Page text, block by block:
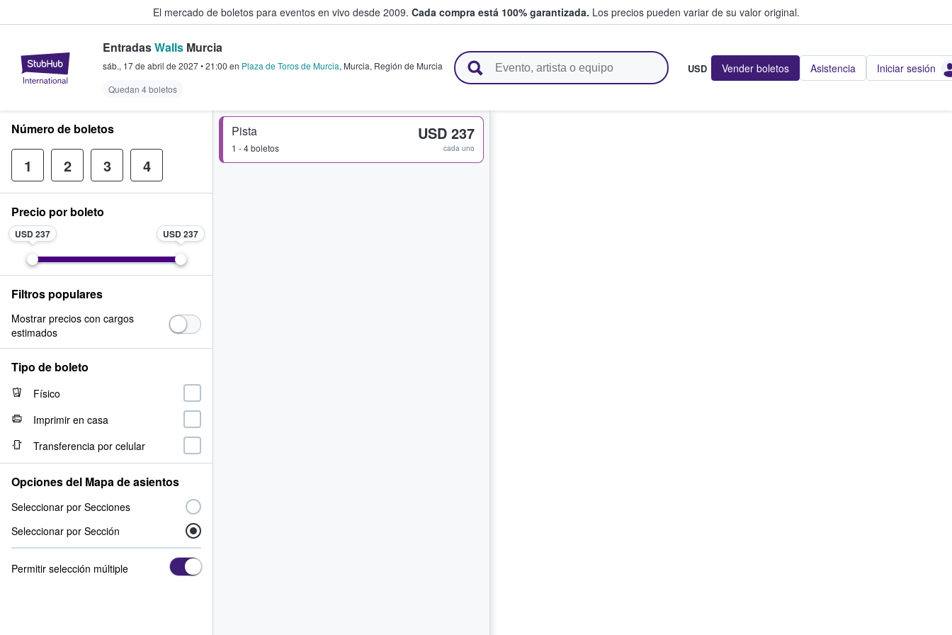
El mercado de boletos para eventos en vivo desde 2009. Cada compra está 100% garantizada. Los precios pueden variar de su valor original.
StubHub: donde los fans compran y venden boletos
EntradasWalls Murcia
sáb., 17 de abril de 2027•21:00 en Plaza de Toros de Murcia, Murcia, Región de Murcia
Quedan 4 boletos
USD Vender boletos Asistencia Iniciar sesión
Pista
1 - 4 boletos
USD 237
cada uno
Número de boletos
1 2 3 4
Precio por boleto
USD 237 USD 237
Filtros populares
Mostrar precios con cargos
estimados
Tipo de boleto
Físico
Imprimir en casa
Transferencia por celular
Opciones del Mapa de asientos
Seleccionar por Secciones
Seleccionar por Sección
Permitir selección múltiple